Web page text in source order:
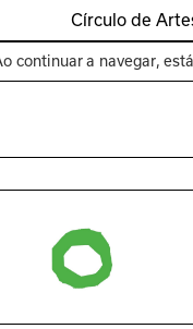
Círculo de
Espaços
a navegar,